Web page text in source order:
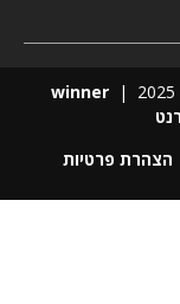
winner
הצהרת פרטיות